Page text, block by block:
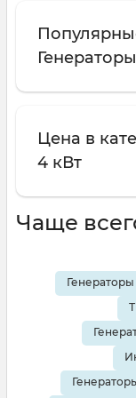
Тип
с
подходят
вроде
Что можно
Генераторы4
следующих
Оборудование
Цена в
4 кВт
Чаще
Генераторы